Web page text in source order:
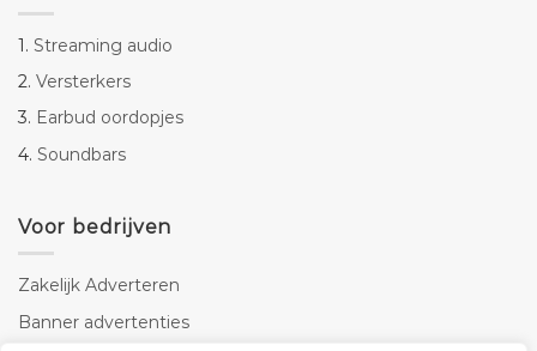
1. Streaming audio
2. Versterkers
3. Earbud oordopjes
4. Soundbars
Voor bedrijven
Zakelijk Adverteren
Banner advertenties